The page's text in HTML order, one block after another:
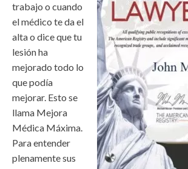
trabajo o cuando
el médico te da el
alta o dice que tu
lesión ha
mejorado todo lo
que podía
mejorar. Esto se
llama Mejora
Médica Máxima.
Para entender
plenamente sus